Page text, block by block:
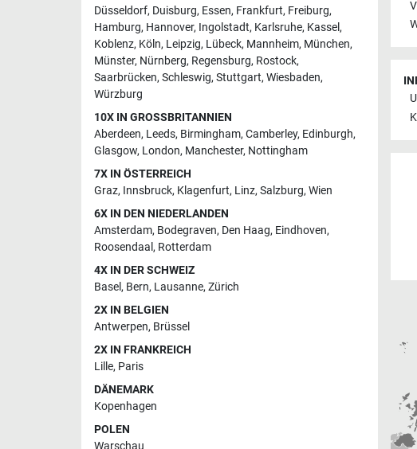
Düsseldorf, Duisburg, Essen, Frankfurt, Freiburg,
Hamburg, Hannover, Ingolstadt, Karlsruhe, Kassel,
Koblenz, Köln, Leipzig, Lübeck, Mannheim, München,
Münster, Nürnberg, Regensburg, Rostock,
Saarbrücken, Schleswig, Stuttgart, Wiesbaden,
Würzburg
10X IN GROSSBRITANNIEN
Aberdeen, Leeds, Birmingham, Camberley, Edinburgh,
Glasgow, London, Manchester, Nottingham
7X IN ÖSTERREICH
Graz, Innsbruck, Klagenfurt, Linz, Salzburg, Wien
6X IN DEN NIEDERLANDEN
Amsterdam, Bodegraven, Den Haag, Eindhoven,
Roosendaal, Rotterdam
4X IN DER SCHWEIZ
Basel, Bern, Lausanne, Zürich
2X IN BELGIEN
Antwerpen, Brüssel
2X IN FRANKREICH
Lille, Paris
DÄNEMARK
Kopenhagen
POLEN